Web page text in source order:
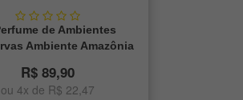
de Ambientes
Ambiente Amazônia
R$ 89,90
ou 4x de R$ 22,47